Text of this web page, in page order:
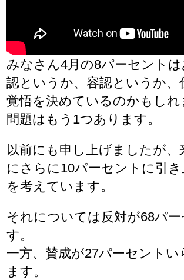
みなさん4月の8パーセント
認というか、容認というか、
覚悟を決めているのかもしれ
問題はもう1つあります。
以前にも申し上げましたが、
にさらに10パーセントに引き
を考えています。
それについては反対が68パ
す。
一方、賛成が27パーセントい
ます。